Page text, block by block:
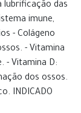
lubrificação das
imune,
- Colágeno
- Vitamina
- Vitamina D:
dos ossos.
INDICADO